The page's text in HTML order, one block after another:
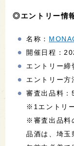
◎エントリー情
名称：
開催日程：
エントリー
エントリー方
審査出品料：
※1エントリ
※審査出品料
品酒は、埼